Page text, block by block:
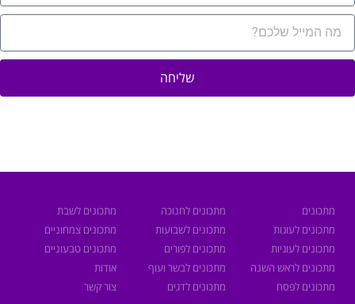
שליחה
מתכונים
מתכונים לעוגות
מתכונים לעוגיות
מתכונים לראש השנה
מתכונים לפסח
מתכונים לחנוכה
מתכונים לשבועות
מתכונים לפורים
מתכונים לבשר ועוף
מתכונים לדגים
מתכונים לשבת
מתכונים צמחוניים
מתכונים טבעוניים
אודות
צור קשר